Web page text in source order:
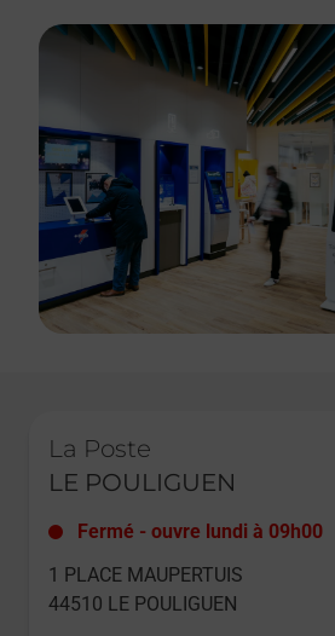
La Poste
LE POULIGUEN
Fermé - ouvre lundi à 09h00
1 PLACE MAUPERTUIS
44510 LE POULIGUEN